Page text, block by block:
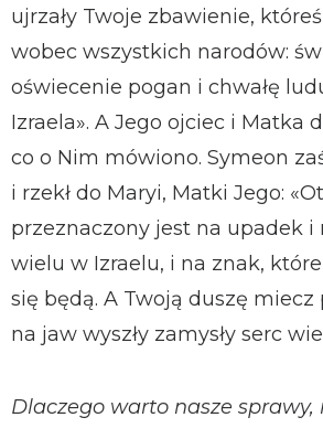
ujrzały Twoje zbawienie,
wobec wszystkich narodów:
oświecenie pogan i chwałę
Izraela». A Jego ojciec i Matka
co o Nim mówiono. Symeon zaś
i rzekł do Maryi, Matki Jego:
przeznaczony jest na upadek i
wielu w Izraelu, i na znak,
się będą. A Twoją duszę
na jaw wyszły zamysły serc
Dlaczego warto nasze